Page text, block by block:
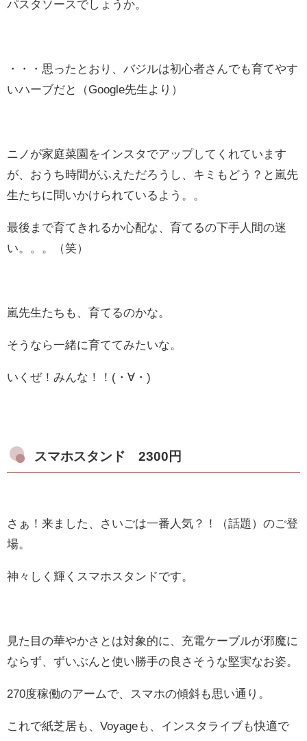
パスタソースでしょうか。
・・・思ったとおり、バジルは初心者さんでも育てやす
いハーブだと（Google先生より）
ニノが家庭菜園をインスタでアップしてくれています
が、おうち時間がふえただろうし、キミもどう？と嵐先
生たちに問いかけられているよう。。
最後まで育てきれるか心配な、育てるの下手人間の迷
い。。。（笑）
嵐先生たちも、育てるのかな。
そうなら一緒に育ててみたいな。
いくぜ！みんな！！(・∀・)
スマホスタンド 2300円
さぁ！来ました、さいごは一番人気？！（話題）のご登
場。
神々しく輝くスマホスタンドです。
見た目の華やかさとは対象的に、充電ケーブルが邪魔に
ならず、ずいぶんと使い勝手の良さそうな堅実なお姿。
270度稼働のアームで、スマホの傾斜も思い通り。
これで紙芝居も、Voyageも、インスタライブも快適で